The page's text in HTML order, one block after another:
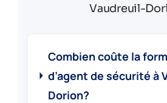
Vaudreuil-
Combien coûte la
d’agent de sécurité à
Dorion?